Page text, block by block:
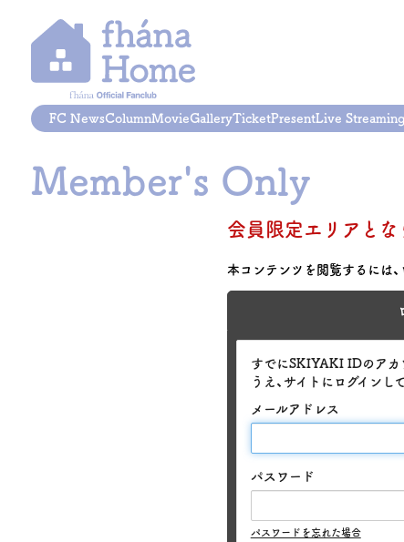
FC NewsColumnMovieGalleryTicketPresentLive
Member's Only
会員限定エリアとな
本コンテンツを閲覧するには、
すでにSKIYAKI IDのアカ
うえ、サイトにログインし
メールアドレス
パスワード
パスワードを忘れた場合